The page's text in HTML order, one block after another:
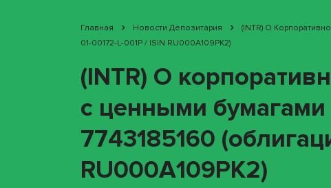
Главная Новости Депозитария
(INTR) О
01-00172-L-001P / ISIN RU000A109PK2)
(INTR) О
с ценными
7743185160
RU000A109PK2)